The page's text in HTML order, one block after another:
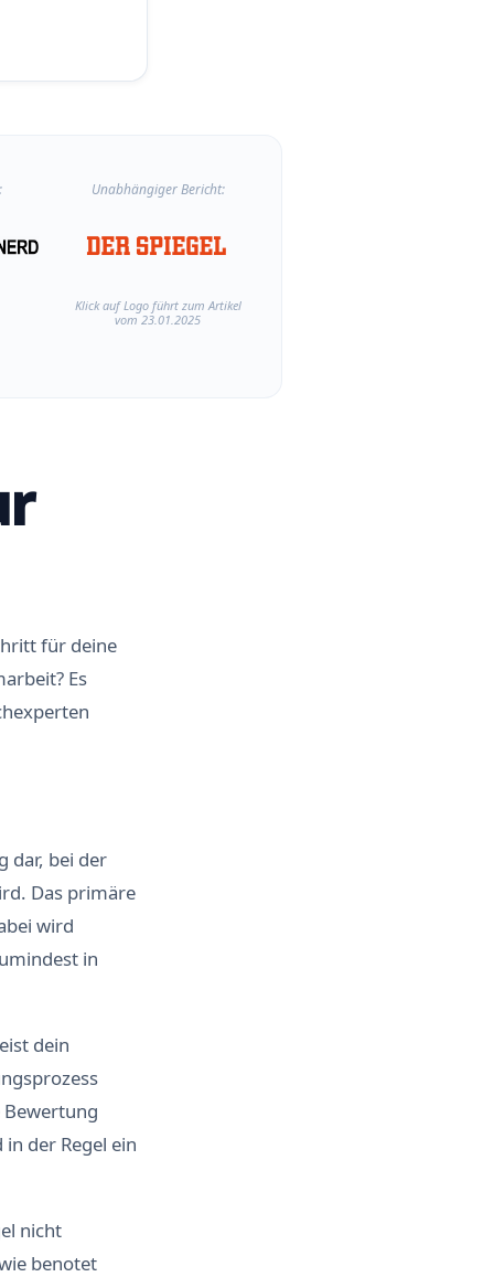
Unabhängiger Bericht:
Klick auf Logo führt zum Artikel
vom 23.01.2025
für deine
Es
dar, bei der
Das primäre
wird
in
dein
der Regel ein
nicht
benotet